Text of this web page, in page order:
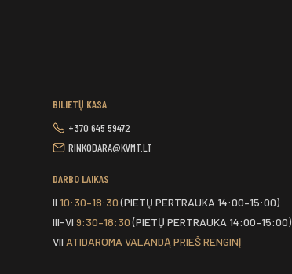
BILIETŲ KASA
+370 645 59472
RINKODARA@KVMT.LT
DARBO LAIKAS
II 10:30–18:30(PIETŲ PERTRAUKA 14:00–15:00)
III-VI 9:30–18:30(PIETŲ PERTRAUKA 14:00–15:00)
VII ATIDAROMA VALANDĄ PRIEŠ RENGINĮ